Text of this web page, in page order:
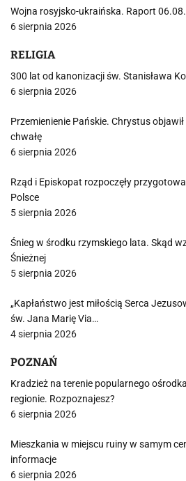
Wojna rosyjsko-ukraińska. Raport
6 sierpnia 2026
RELIGIA
300 lat od kanonizacji św. Stanisława
6 sierpnia 2026
Przemienienie Pańskie. Chrystus
chwałę
6 sierpnia 2026
Rząd i Episkopat rozpoczęły
Polsce
5 sierpnia 2026
Śnieg w środku rzymskiego lata. Skąd
Śnieżnej
5 sierpnia 2026
„Kapłaństwo jest miłością Serca
św. Jana Marię Via…
4 sierpnia 2026
POZNAŃ
Kradzież na terenie popularnego
regionie. Rozpoznajesz?
6 sierpnia 2026
Mieszkania w miejscu ruiny w samym
informacje
6 sierpnia 2026